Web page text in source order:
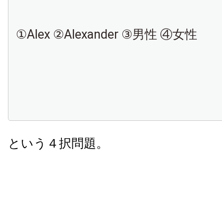
①Alex ②Alexander ③男性 ④女性
という４択問題。